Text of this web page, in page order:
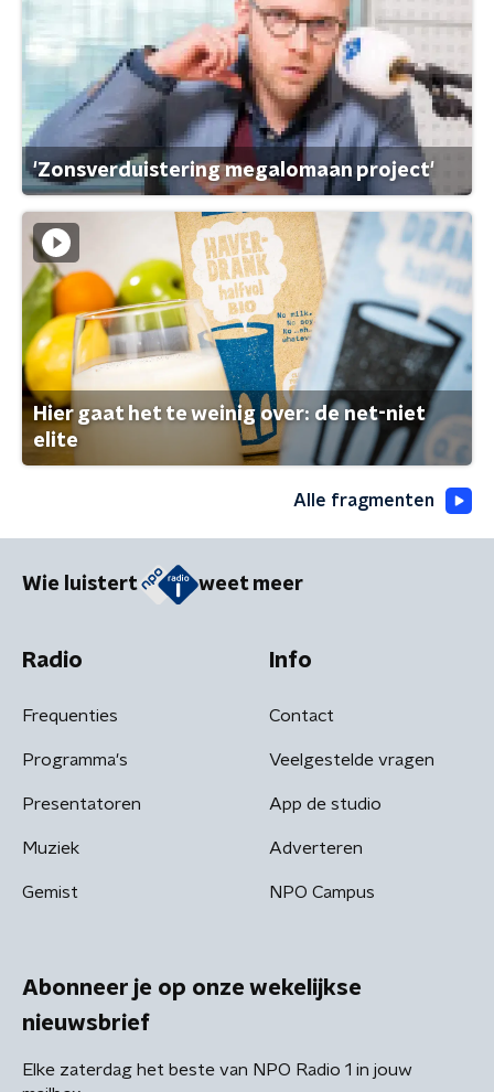
'Zonsverduistering megalomaan project'
Hier gaat het te weinig over: de net-niet
elite
Alle fragmenten
Wie luistert weet meer
Radio
Frequenties
Programma's
Presentatoren
Muziek
Gemist
Info
Contact
Veelgestelde vragen
App de studio
Adverteren
NPO Campus
Abonneer je op onze wekelijkse
nieuwsbrief
Elke zaterdag het beste van NPO Radio 1 in jouw